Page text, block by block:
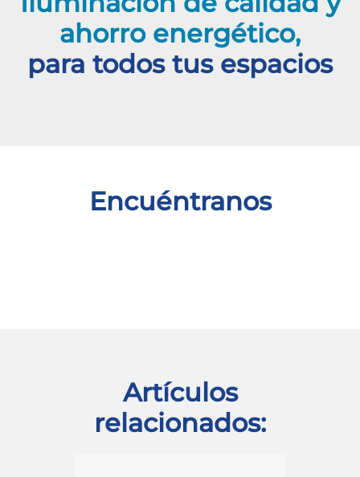
ahorro energético,
para todos tus espacios
Encuéntranos
Artículos
relacionados: